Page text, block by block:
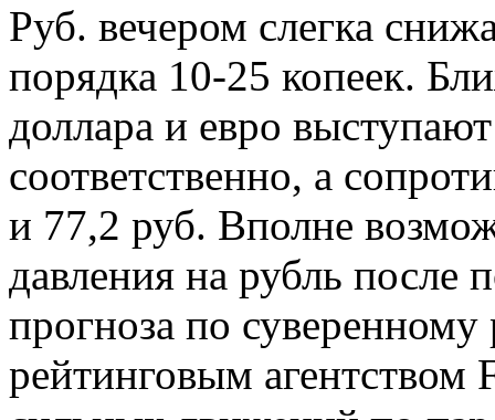
Руб. вечером слегка
порядка 10-25 копеек.
доллара и евро
соответственно, а
и 77,2 руб. Вполне
давления на рубль после
прогноза по
рейтинговым агентством